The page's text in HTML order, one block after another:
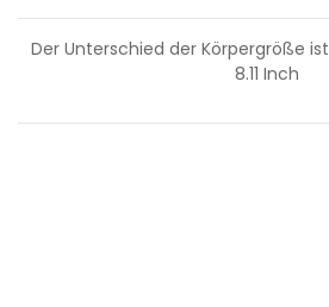
Der Unterschied der Körpergröße ist
8.11 Inch